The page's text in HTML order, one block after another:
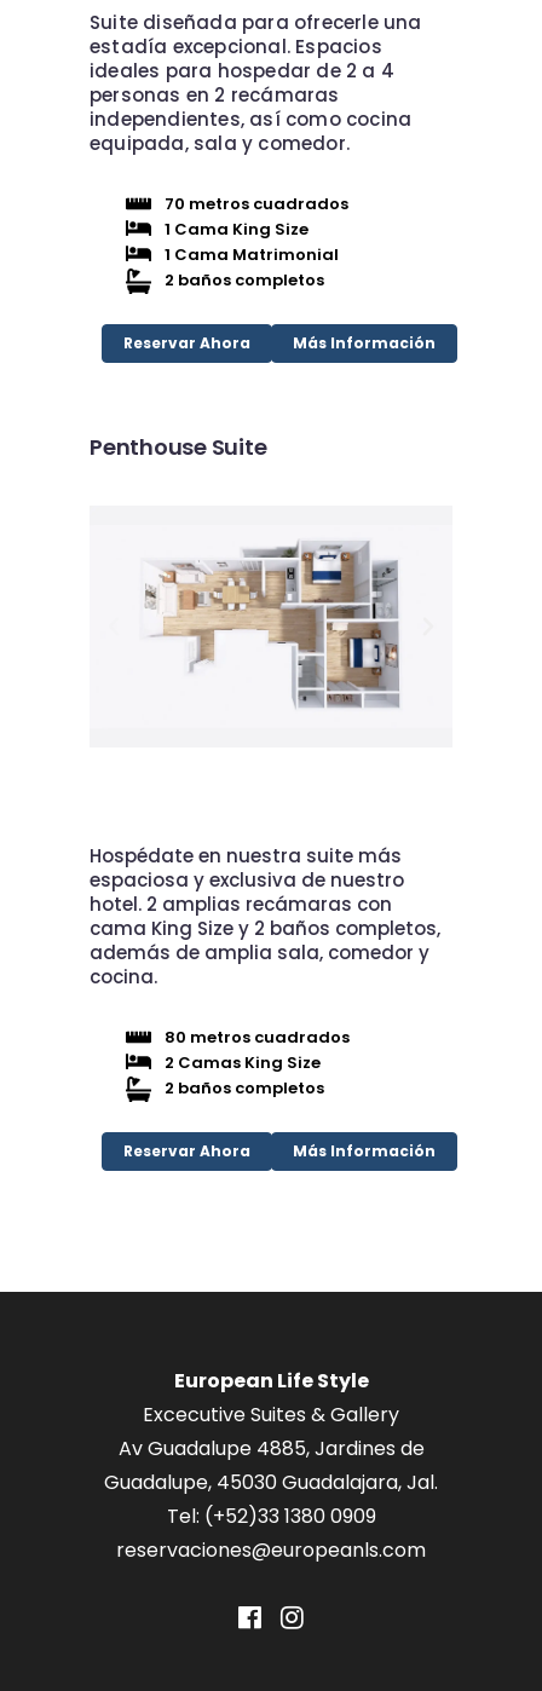
Suite diseñada para ofrecerle una
estadía excepcional. Espacios
ideales para hospedar de 2 a 4
personas en 2 recámaras
independientes, así como cocina
equipada, sala y comedor.
70 metros cuadrados
1 Cama King Size
1 Cama Matrimonial
2 baños completos
Reservar Ahora Más Información
Penthouse Suite
Hospédate en nuestra suite más
espaciosa y exclusiva de nuestro
hotel. 2 amplias recámaras con
cama King Size y 2 baños completos,
además de amplia sala, comedor y
cocina.
80 metros cuadrados
2 Camas King Size
2 baños completos
Reservar Ahora Más Información
European Life Style
Excecutive Suites & Gallery
Av Guadalupe 4885, Jardines de
Guadalupe, 45030 Guadalajara, Jal.
Tel: (+52)33 1380 0909
reservaciones@europeanls.com